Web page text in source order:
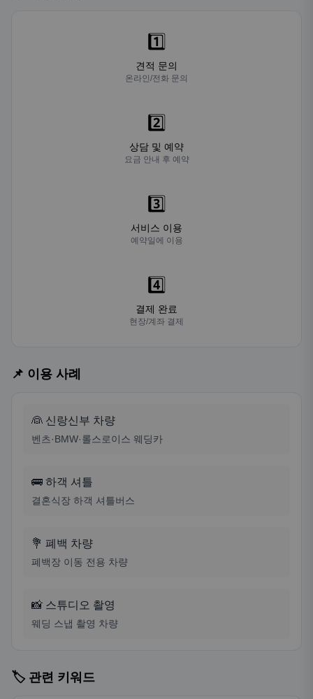
1️⃣
견적 문의
온라인/전화 문의
2️⃣
상담 및 예약
요금 안내 후 예약
3️⃣
서비스 이용
예약일에 이용
4️⃣
결제 완료
현장/계좌 결제
📌 이용 사례
👰 신랑신부 차량
벤츠·BMW·롤스로이스 웨딩카
🚌 하객 셔틀
결혼식장 하객 셔틀버스
💐 폐백 차량
폐백장 이동 전용 차량
📸 스튜디오 촬영
웨딩 스냅 촬영 차량
🏷️ 관련 키워드